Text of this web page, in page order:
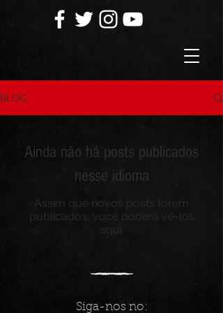
BLOG
Ainda não há posts publicados
nesse idioma
Assim que novos posts forem
publicados, você poderá vê-los
aqui.
Siga-nos no: